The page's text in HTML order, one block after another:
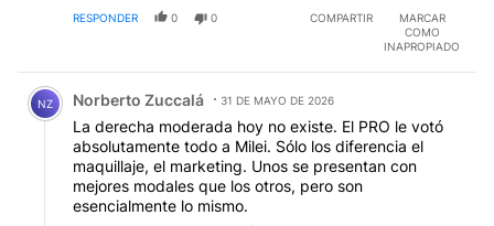
nacidos y criados allí. Ni siquiera son hijos de
inmigrantes, son nietos de la primer inmigración. ¿Y
duras vas a ver que predominan esos nombres en la
mayoría de los delitos con más violencia física, es
cierto, hay un problema. Pero la solución tuya: "la
Europa blanca" ni siquiera le salió a un cabo austríaco
que tuvo el mejor ejercito y policía disponible de la
época. ¿Soluciones?: la de siempre, la que siempre
existió: "palo y zanahoria". A los que hacen
RESPONDER 0 0 COMPARTIR
MARCAR
COMO
INAPROPIADO
Comentario de Norberto Zuccalá.
NZ Norberto Zuccalá 31 DE MAYO DE 2026
La derecha moderada hoy no existe. El PRO le votó
absolutamente todo a Milei. Sólo los diferencia el
maquillaje, el marketing. Unos se presentan con
mejores modales que los otros, pero son
esencialmente lo mismo.